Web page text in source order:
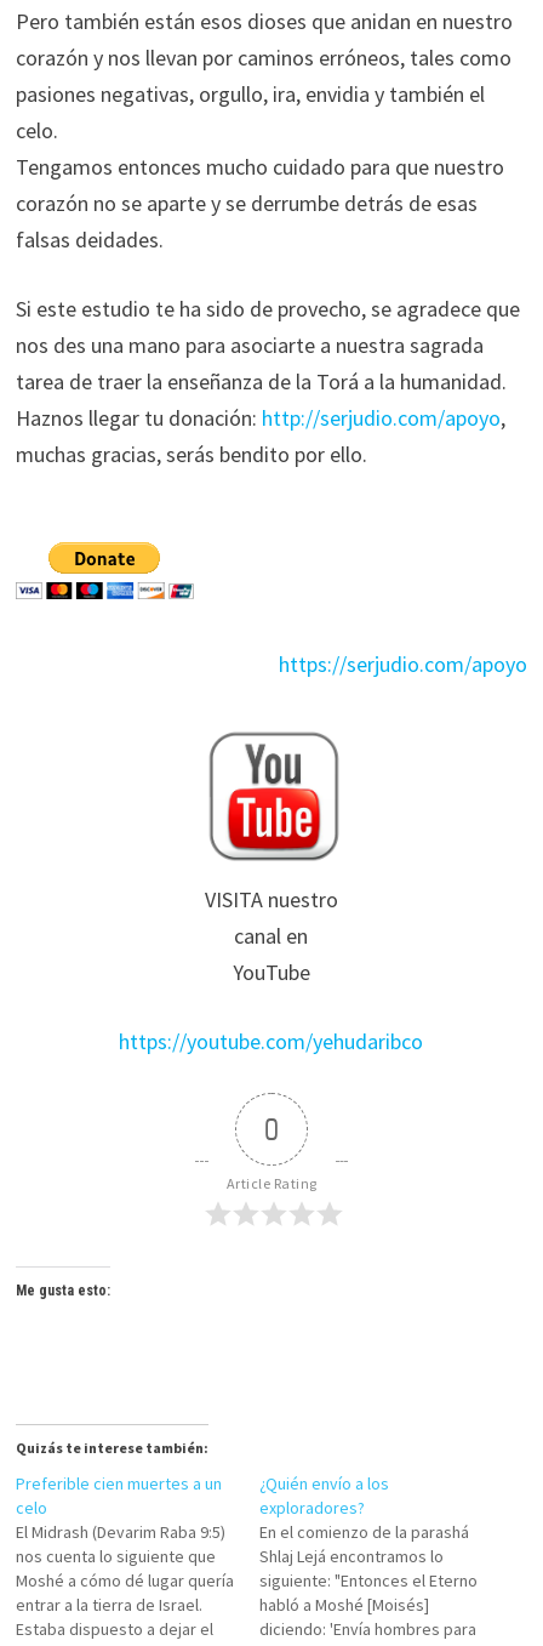
Pero también están esos dioses que anidan en nuestro
corazón y nos llevan por caminos erróneos, tales como
pasiones negativas, orgullo, ira, envidia y también el
celo.
Tengamos entonces mucho cuidado para que nuestro
corazón no se aparte y se derrumbe detrás de esas
falsas deidades.
Si este estudio te ha sido de provecho, se agradece que
nos des una mano para asociarte a nuestra sagrada
tarea de traer la enseñanza de la Torá a la humanidad.
Haznos llegar tu donación: http://serjudio.com/apoyo,
muchas gracias, serás bendito por ello.
https://serjudio.com/apoyo
VISITA nuestro
canal en
YouTube
https://youtube.com/yehudaribco
0
Article Rating
Me gusta esto:
Quizás te interese también:
Preferible cien muertes a un
celo
El Midrash (Devarim Raba 9:5)
nos cuenta lo siguiente que
Moshé a cómo dé lugar quería
entrar a la tierra de Israel.
Estaba dispuesto a dejar el
¿Quién envío a los
exploradores?
En el comienzo de la parashá
Shlaj Lejá encontramos lo
siguiente: "Entonces el Eterno
habló a Moshé [Moisés]
diciendo: 'Envía hombres para